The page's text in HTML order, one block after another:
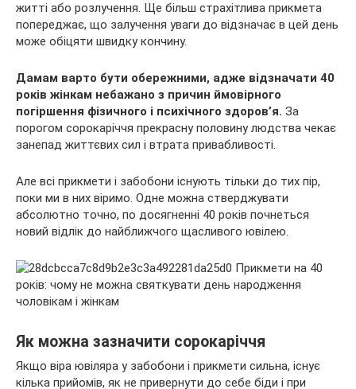
житті або розлучення. Ще більш страхітлива прикмета
попереджає, що залучення уваги до відзначає в цей день
може обіцяти швидку кончину.
Дамам варто бути обережними, адже відзначати 40
років жінкам небажано з причин ймовірного
погіршення фізичного і психічного здоров’я. За
порогом сорокаріччя прекрасну половину людства чекає
занепад життєвих сил і втрата привабливості.
Але всі прикмети і забобони існують тільки до тих пір,
поки ми в них віримо. Одне можна стверджувати
абсолютно точно, по досягненні 40 років почнеться
новий відлік до найближчого щасливого ювілею.
Як можна зазначити сорокаріччя
Якщо віра ювіляра у забобони і прикмети сильна, існує
кілька прийомів, як не привернути до себе біди і при